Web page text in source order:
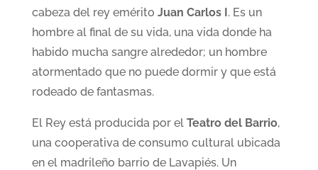
cabeza del rey emérito Juan Carlos I. Es un
hombre al final de su vida, una vida donde ha
habido mucha sangre alrededor; un hombre
atormentado que no puede dormir y que está
rodeado de fantasmas.
El Rey está producida por el Teatro del Barrio,
una cooperativa de consumo cultural ubicada
en el madrileño barrio de Lavapiés. Un